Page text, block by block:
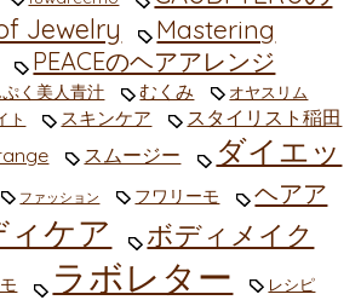
Jewelry
Mastering
PEACEのヘアアレンジ
ぷく美人青汁 むくみ
オヤスリム
ト
スキンケア
スタイリスト稲田
スムージー
ダイエッ
ファッション フワリーモ
ヘアア
ィケア ボディメイク
ラボレター レシピ